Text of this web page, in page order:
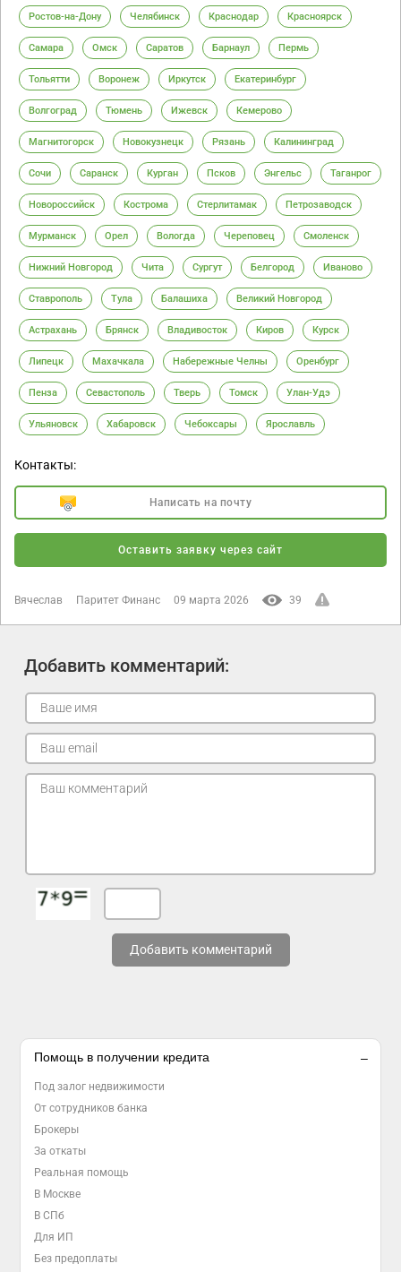
Ростов-на-Дону Челябинск Краснодар Красноярск
Самара Омск Саратов Барнаул Пермь
Тольятти Воронеж Иркутск Екатеринбург
Волгоград Тюмень Ижевск Кемерово
Магнитогорск Новокузнецк Рязань Калининград
Сочи Саранск Курган Псков Энгельс Таганрог
Новороссийск Кострома Стерлитамак Петрозаводск
Мурманск Орел Вологда Череповец Смоленск
Нижний Новгород Чита Сургут Белгород Иваново
Ставрополь Тула Балашиха Великий Новгород
Астрахань Брянск Владивосток Киров Курск
Липецк Махачкала Набережные Челны Оренбург
Пенза Севастополь Тверь Томск Улан-Удэ
Ульяновск Хабаровск Чебоксары Ярославль
Контакты:
Написать на почту
Оставить заявку через сайт
Вячеслав Паритет Финанс 09 марта 2026 39
Добавить комментарий:
Добавить комментарий
Помощь в получении кредита
Под залог недвижимости
От сотрудников банка
Брокеры
За откаты
Реальная помощь
В Москве
В СПб
Для ИП
Без предоплаты